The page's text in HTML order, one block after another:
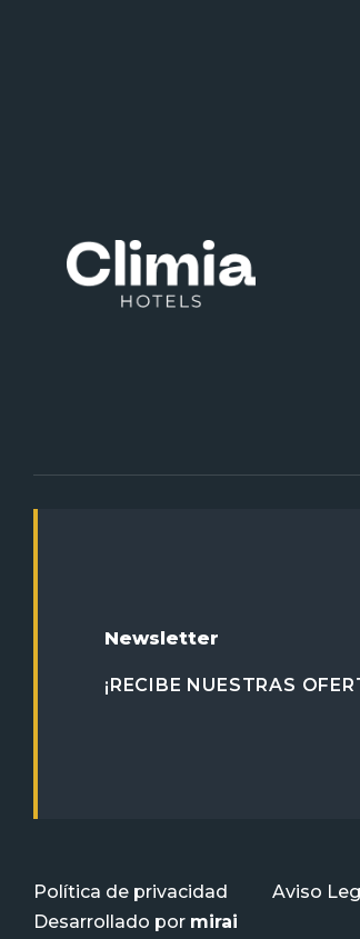
Newsletter
¡RECIBE NUESTRAS
Política de privacidad Aviso
Desarrollado por mirai